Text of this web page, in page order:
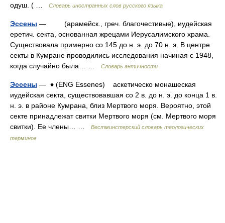
одуш. ( …
Словарь иностранных слов русского языка
Эссены — (арамейск., греч. благочестивые), иудейская
еретич. секта, основанная жрецами Иерусалимского храма.
Существовала примерно со 145 до н. э. до 70 н. э. В центре
секты в Кумране проводились исследования начиная с 1948,
когда случайно была… …
Словарь античности
Эссены — ♦ (ENG Essenes) аскетическо монашеская
иудейская секта, существовавшая со 2 в. до н. э. до конца 1 в.
н. э. в районе Кумрана, близ Мертвого моря. Вероятно, этой
секте принадлежат свитки Мертвого моря (см. Мертвого моря
свитки). Ее члены… …
Вестминстерский словарь теологических
терминов